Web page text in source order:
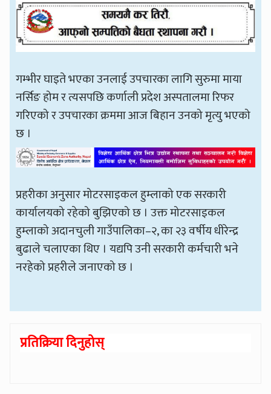
गम्भीर घाइते भएका उनलाई उपचारका लागि सुरुमा माया
नर्सिङ होम र त्यसपछि कर्णाली प्रदेश अस्पतालमा रिफर
गरिएको र उपचारका क्रममा आज बिहान उनको मृत्यु भएको
छ ।
प्रहरीका अनुसार मोटरसाइकल हुम्लाको एक सरकारी
कार्यालयको रहेको बुझिएको छ । उक्त मोटरसाइकल
हुम्लाको अदानचुली गाउँपालिका–२, का २३ वर्षीय धीरेन्द्र
बुढाले चलाएका थिए । यद्यपि उनी सरकारी कर्मचारी भने
नरहेको प्रहरीले जनाएको छ ।
प्रतिक्रिया दिनुहोस्